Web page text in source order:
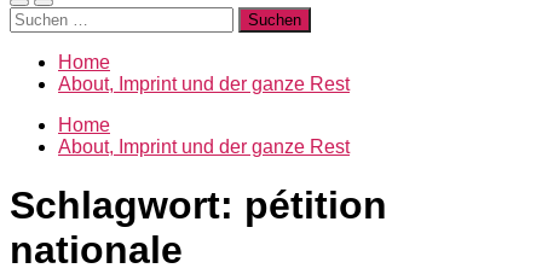
Mobile-
Menü
Suchfeld
ein-/ausblenden
Suchen
nach:
Home
About, Imprint und der ganze Rest
Home
About, Imprint und der ganze Rest
Schlagwort: pétition
nationale